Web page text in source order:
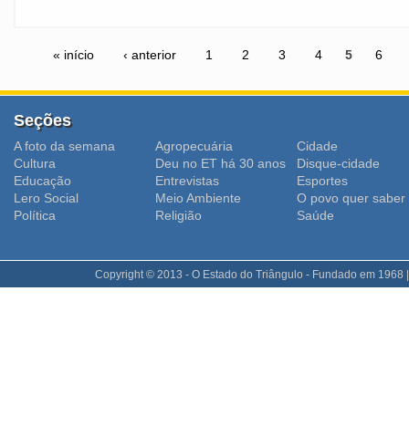
« início ‹ anterior 1 2 3 4 5 6
Seções
A foto da semana Agropecuária
Cidade
Cultura
Deu no ET há 30 anos
Disque-cidade
Educação
Entrevistas
Esportes
Lero Social
Meio Ambiente
O povo quer saber
Polí­tica
Religião Saúde
Copyright © 2013 - O Estado do Triângulo - Fundado em